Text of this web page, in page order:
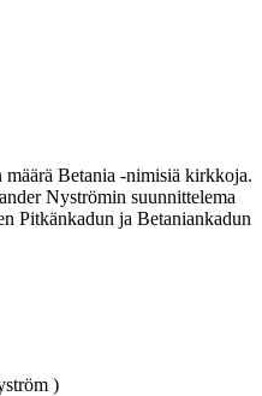
Betania -nimisiä kirkkoja.
Nyströmin suunnittelema
Pitkänkadun ja Betaniankadun
)